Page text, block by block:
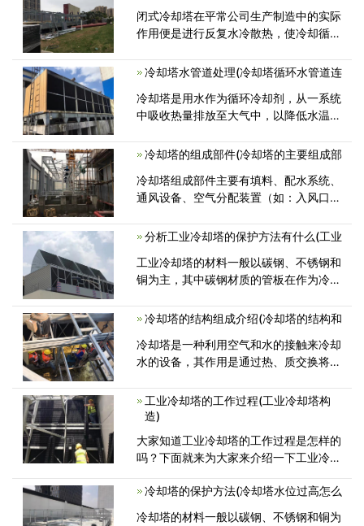
和混凝土之间架设减振 器以来减小对玻<
闭式冷却塔在平常公司生产制造中的实际
作用便是进行反复水冷散热，使冷却循环
防止夏天闭式冷却塔发生温度差过大、酸
冷却塔水管道处理(冷却塔循环水管道连
冷却塔是用水作为循环冷却剂，从一系统
中吸收热量排放至大气中，以降低水温的
冷却塔的组成部件(冷却塔的主要组成部
冷却塔组成部件主要有填料、配水系统、
通风设备、空气分配装置（如：入风口百
分析工业冷却塔的保护方法有什么(工业
工业冷却塔的材料一般以碳钢、不锈钢和
铜为主，其中碳钢材质的管板在作为冷却
冷却塔的结构组成介绍(冷却塔的结构和
冷却塔是一种利用空气和水的接触来冷却
水的设备，其作用是通过热、质交换将高
工业冷却塔的工作过程(工业冷却塔构
造)
大家知道工业冷却塔的工作过程是怎样的
吗？下面就来为大家来介绍一下工业冷却
冷却塔的保护方法(冷却塔水位过高怎么
冷却塔的材料一般以碳钢、不锈钢和铜为